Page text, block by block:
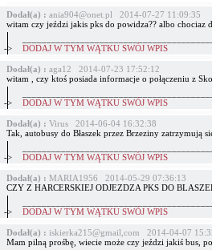
Dodał(a) : ania904@onet.pl 2014-07-27 11:09:35
witam czy jeździ jakis pks do powidza?? albo chociaz
->
DODAJ W TYM WĄTKU SWÓJ WPIS
Dodał(a) : aga12 2014-07-23 17:52:12
witam , czy ktoś posiada informacje o połączeniu z
->
DODAJ W TYM WĄTKU SWÓJ WPIS
Dodał(a) : Virus 2014-06-04 16:32:38
Tak, autobusy do Błaszek przez Brzeziny zatrzymują
->
DODAJ W TYM WĄTKU SWÓJ WPIS
Dodał(a) : MARIA1956 2014-05-29 07:36:13
CZY Z HARCERSKIEJ ODJEZDZA PKS DO
->
DODAJ W TYM WĄTKU SWÓJ WPIS
Dodał(a) : iskierka215@gmail,com 2014-04-07
Mam pilną prośbę, wiecie może czy jeździ jakiś bus,